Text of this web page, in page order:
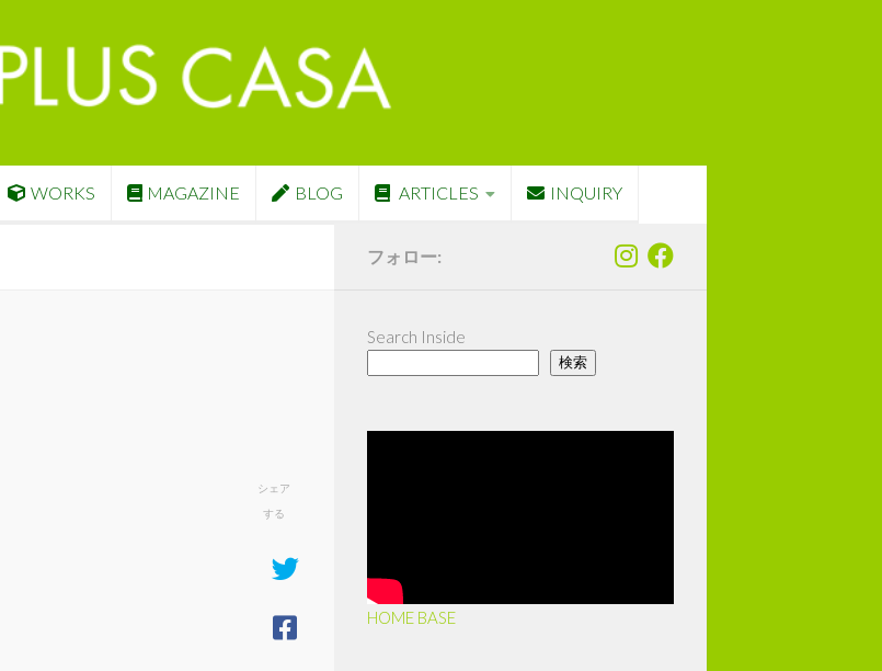
WORKS MAGAZINE BLOG ARTICLES INQUIRY
シェア
する
フォロー:
Search Inside
検索
HOME BASE